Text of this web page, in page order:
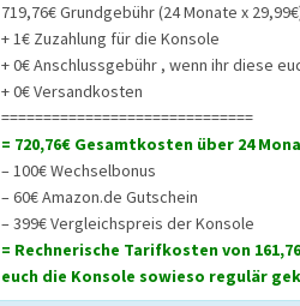
719,76€ Grundgebühr (24 Monate x
+ 1€ Zuzahlung für die Konsole
+ 0€ Anschlussgebühr , wenn ihr diese
+ 0€ Versandkosten
==============================
= 720,76€ Gesamtkosten über 24
– 100€ Wechselbonus
– 60€ Amazon.de Gutschein
– 399€ Vergleichspreis der Konsole
= Rechnerische Tarifkosten von
euch die Konsole sowieso regulär